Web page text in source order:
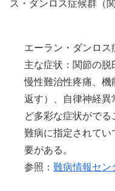
ス・ダンロス症候群（
エーラン・ダンロス
主な症状：関節の脱
慢性難治性疼痛、機
返す）、自律神経異
ど多彩な症状がでる
難病に指定されてい
要がある。
参照： 難病情報セン